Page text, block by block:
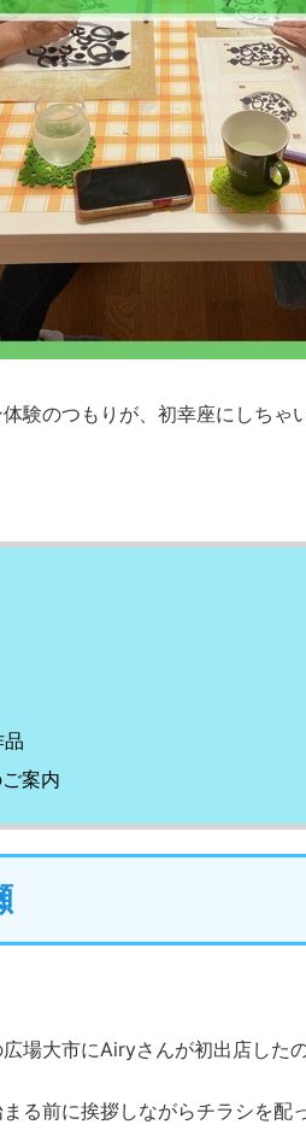
験のつもりが、初幸座にしちゃ
案内
場大市にAiryさんが初出店した
る前に挨拶しながらチラシを